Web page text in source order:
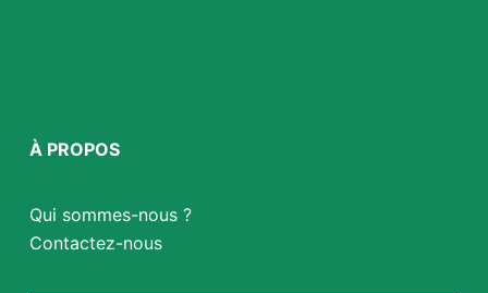
À PROPOS
Qui sommes-nous ?
Contactez-nous